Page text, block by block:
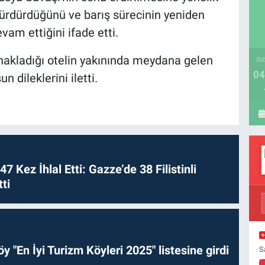
ve barış sürecinin yeniden
ettiğini ifade etti.
otelin yakınında meydana gelen
dileklerini iletti.
Kez İhlal Etti: Gazze’de 38 Filistinli
"En İyi Turizm Köyleri 2025" listesine girdi